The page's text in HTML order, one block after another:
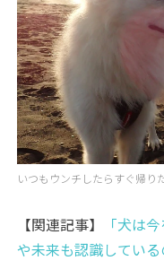
いつもウンチしたらすぐ帰り
【関連記事】
「犬は
や未来も認識している